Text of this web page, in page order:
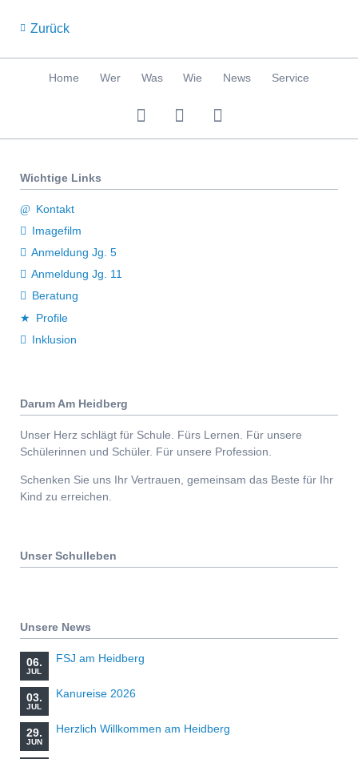
Zurück
Navigation
Home Wer Was Wie News Service
Wichtige Links
Kontakt
Imagefilm
Anmeldung Jg. 5
Anmeldung Jg. 11
Beratung
Profile
Inklusion
Darum Am Heidberg
Unser Herz schlägt für Schule. Fürs Lernen. Für unsere
Schülerinnen und Schüler. Für unsere Profession.
Schenken Sie uns Ihr Vertrauen, gemeinsam das Beste für Ihr
Kind zu erreichen.
Unser Schulleben
Unsere News
06.
JUL
FSJ am Heidberg
03.
JUL
Kanureise 2026
29.
JUN
Herzlich Willkommen am Heidberg